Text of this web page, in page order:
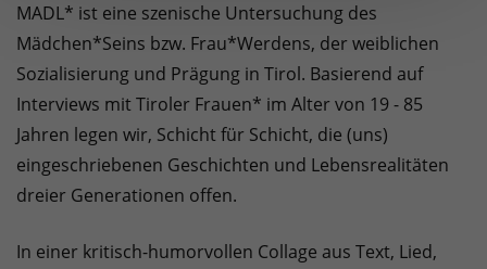
MADL* ist eine szenische Untersuchung des
Mädchen*Seins bzw. Frau*Werdens, der weiblichen
Sozialisierung und Prägung in Tirol. Basierend auf
Interviews mit Tiroler Frauen* im Alter von 19 - 85
Jahren legen wir, Schicht für Schicht, die (uns)
eingeschriebenen Geschichten und Lebensrealitäten
dreier Generationen offen.
In einer kritisch-humorvollen Collage aus Text, Lied,